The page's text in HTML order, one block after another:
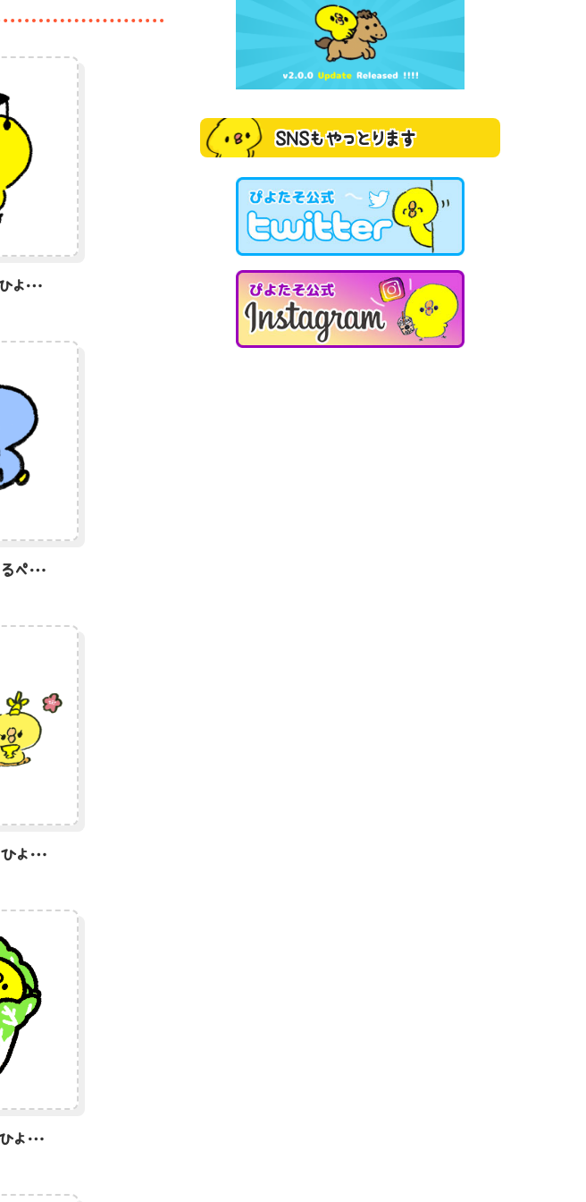
卒業式を迎えたひよこのイラスト
ハートを抱えて座るペンギンのイラスト
ひな祭りを演じるひよこのイラスト
白菜にくるまったひよこのイラスト
SNSもやっとります